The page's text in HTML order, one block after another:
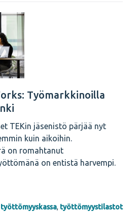
Työmarkkinoilla
TEKin jäsenistö pärjää nyt
kuin aikoihin.
on romahtanut
on entistä harvempi.
työttömyyskassa, työttömyystilastot